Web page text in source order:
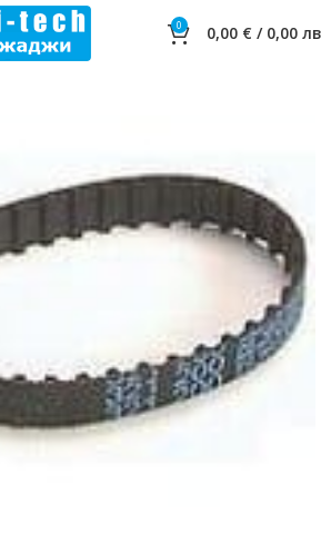
0 0,00 € / 0,00